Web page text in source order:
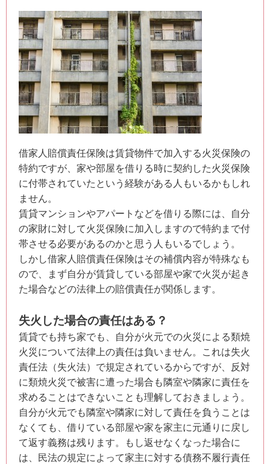
借家人賠償責任保険は賃貸物件で加入する火災保険の
特約ですが、家や部屋を借りる時に契約した火災保険
に付帯されていたという経験がある人もいるかもしれ
ません。
賃貸マンションやアパートなどを借りる際には、自分
の家財に対して火災保険に加入しますので特約まで付
帯させる必要があるのかと思う人もいるでしょう。
しかし借家人賠償責任保険はその補償内容が特殊なも
ので、まず自分が賃貸している部屋や家で火災が起き
た場合などの法律上の賠償責任が関係します。
失火した場合の責任はある？
賃貸でも持ち家でも、自分が火元での火災による類焼
火災について法律上の責任は負いません。これは失火
責任法（失火法）で規定されているからですが、反対
に類焼火災で被害に遭った場合も隣室や隣家に責任を
求めることはできないことも理解しておきましょう。
自分が火元でも隣室や隣家に対して責任を負うことは
なくても、借りている部屋や家を家主に元通りに戻し
て返す義務は残ります。もし返せなくなった場合に
は、民法の規定によって家主に対する債務不履行責任